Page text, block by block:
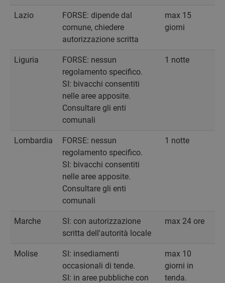
Lazio
FORSE: dipende dal
comune, chiedere
autorizzazione scritta
max 15
giorni
Liguria
FORSE: nessun
regolamento specifico.
SI: bivacchi consentiti
nelle aree apposite.
Consultare gli enti
comunali
1 notte
Lombardia
FORSE: nessun
regolamento specifico.
SI: bivacchi consentiti
nelle aree apposite.
Consultare gli enti
comunali
1 notte
Marche
SI: con autorizzazione
scritta dell'autorità locale
max 24 ore
Molise
SI: insediamenti
occasionali di tende.
SI: in aree pubbliche con
max 10
giorni in
tenda.